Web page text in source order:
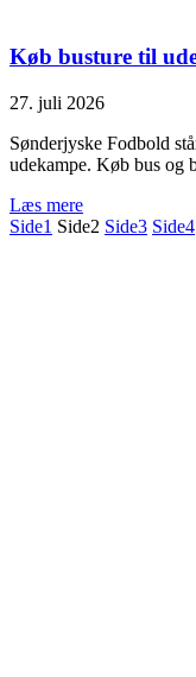
Køb busture til
27. juli 2026
Sønderjyske Fodbold
udekampe. Køb bus og
Læs mere
Side1 Side2 Side3 Side4